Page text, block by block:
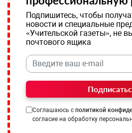
Подпишитесь, чтобы
новости и специальные
«Учительской газеты», не
почтового ящика
Соглашаюсь с политикой
согласие на обработку